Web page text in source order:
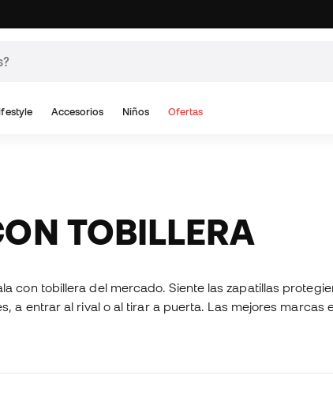
Accesorios Niños Ofertas
TOBILLERA
con tobillera del mercado. Siente las zapatillas
a entrar al rival o al tirar a puerta. Las mejores